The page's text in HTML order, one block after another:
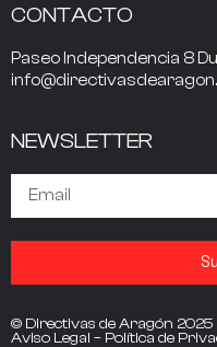
CONTACTO
Paseo Independencia 8
NEWSLETTER
© Directivas de Aragón 2025
Aviso Legal – Política de